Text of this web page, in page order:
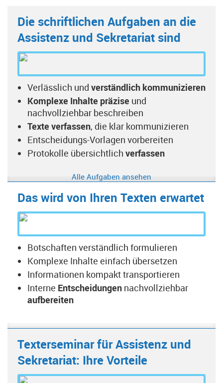
Die schriftlichen Aufgaben an die
Assistenz und Sekretariat sind
Verlässlich und verständlich kommunizieren
Komplexe Inhalte präzise und
nachvollziehbar beschreiben
Texte verfassen, die klar kommunizieren
Entscheidungs-Vorlagen vorbereiten
Protokolle übersichtlich verfassen
Alle Aufgaben ansehen
Das wird von Ihren Texten erwartet
Botschaften verständlich formulieren
Komplexe Inhalte einfach übersetzen
Informationen kompakt transportieren
Interne Entscheidungen nachvollziehbar
aufbereiten
Texterseminar für Assistenz und
Sekretariat: Ihre Vorteile